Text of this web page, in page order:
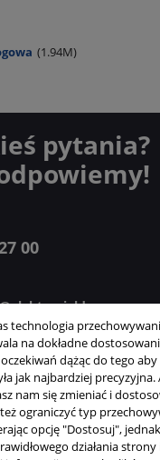
(1.94M)
pytania?
00
SZ.ŻACZKIEWICZ;
technologia
na dokładne
dążąc do tego
jak najbardziej
nam się zmieniać i
ograniczyć typ
opcję "Dostosuj",
działania